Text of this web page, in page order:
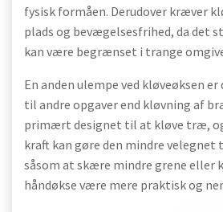
fysisk formåen. Derudover kræver
plads og bevægelsesfrihed, da det
kan være begrænset i trange
En anden ulempe ved kløveøksen
til andre opgaver end kløvning af
primært designet til at kløve træ,
kraft kan gøre den mindre velegnet
såsom at skære mindre grene eller
håndøkse være mere praktisk og